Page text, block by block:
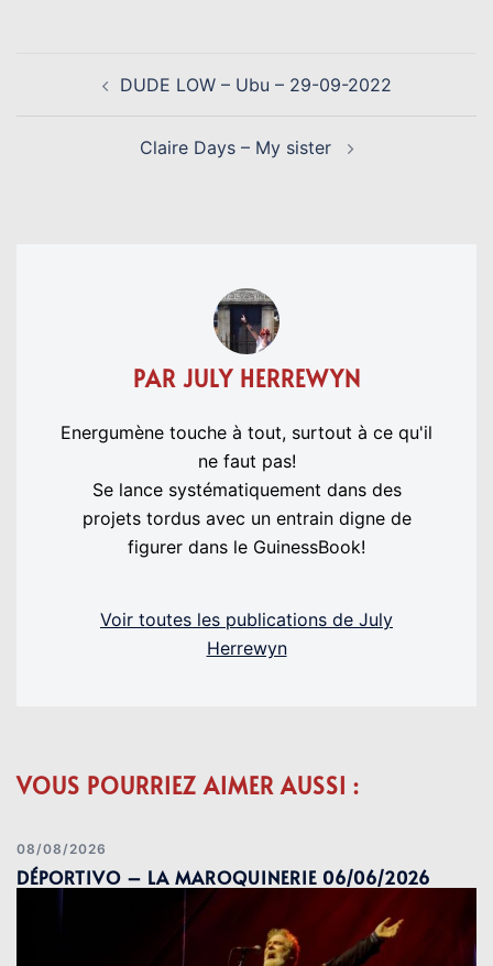
D’ARTICLEDUDE LOW – Ubu – 29-09-2022
Claire Days – My sister
PAR JULY HERREWYN
Energumène touche à tout, surtout à ce qu'il
ne faut pas!
Se lance systématiquement dans des
projets tordus avec un entrain digne de
figurer dans le GuinessBook!
Voir toutes les publications de July
Herrewyn
VOUS POURRIEZ AIMER AUSSI :
08/08/2026
DÉPORTIVO – LA MAROQUINERIE 06/06/2026